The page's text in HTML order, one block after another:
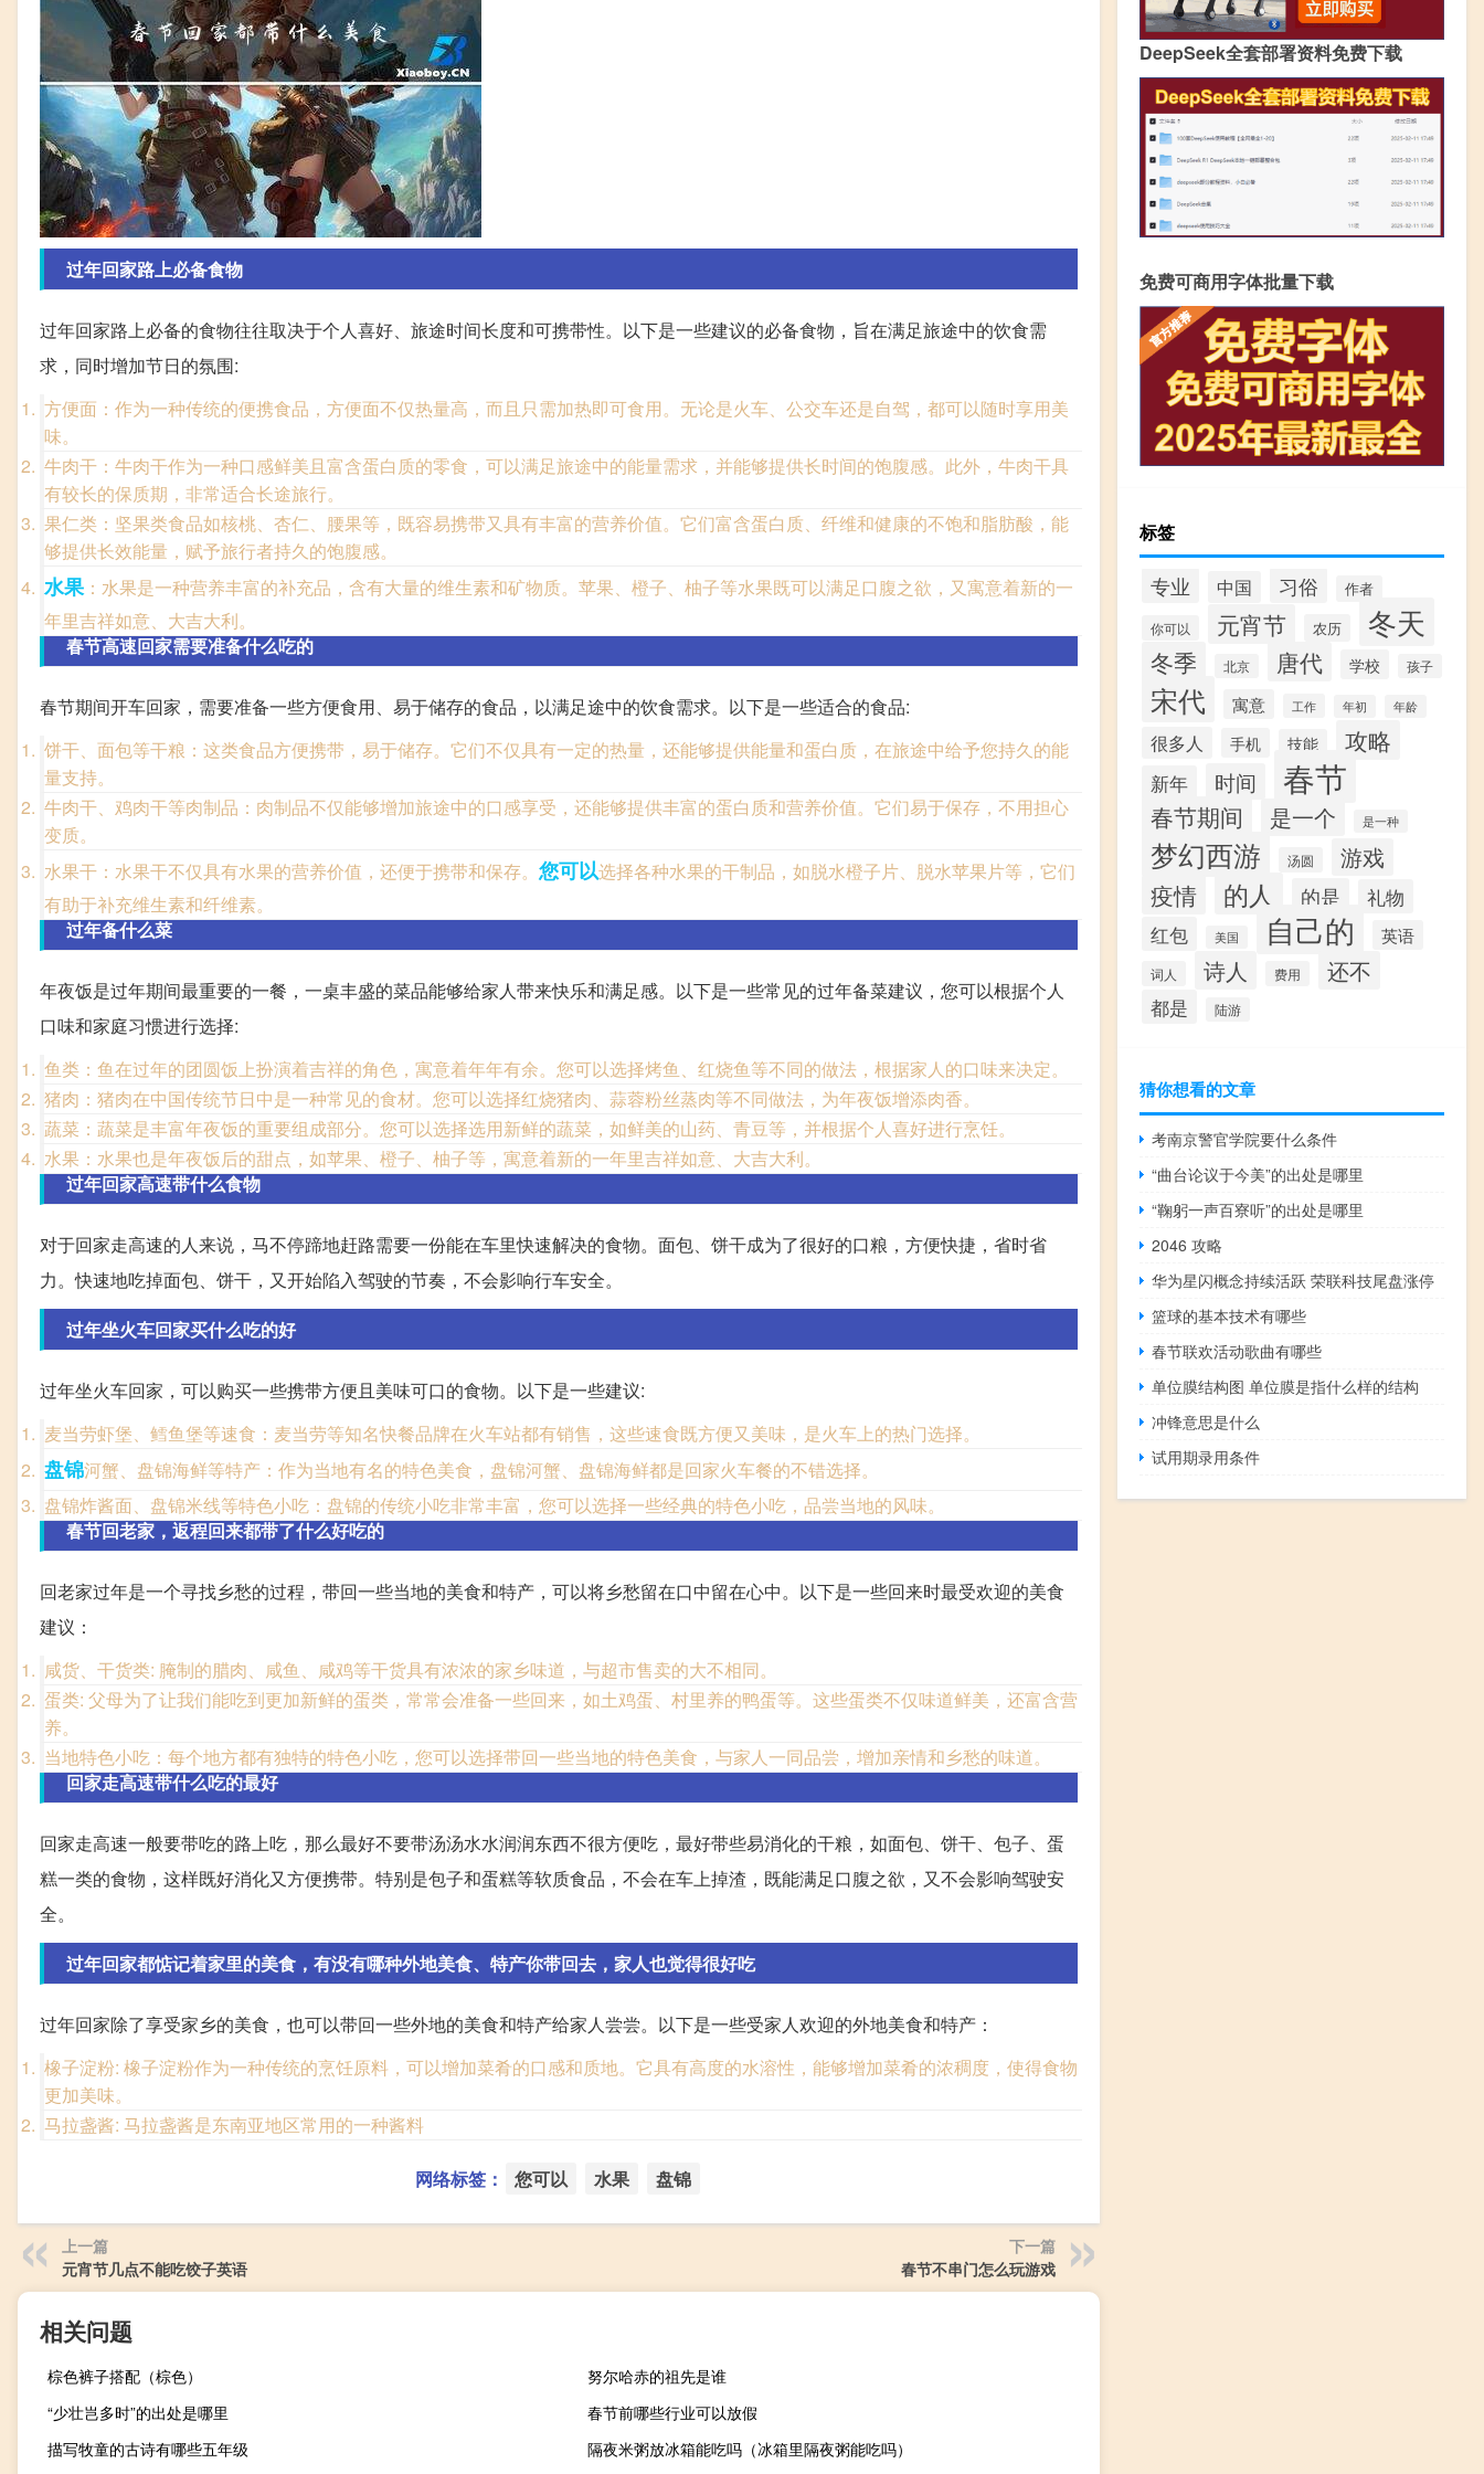
过年回家路上必备食物
过年回家路上必备的食物往往取决于个人喜好、旅途时间长度和可携带性。以下是一些建议的必备食物，旨在满足旅途中的饮食需
求，同时增加节日的氛围:
方便面：作为一种传统的便携食品，方便面不仅热量高，而且只需加热即可食用。无论是火车、公交车还是自驾，都可以随时享用美
味。
牛肉干：牛肉干作为一种口感鲜美且富含蛋白质的零食，可以满足旅途中的能量需求，并能够提供长时间的饱腹感。此外，牛肉干具
有较长的保质期，非常适合长途旅行。
果仁类：坚果类食品如核桃、杏仁、腰果等，既容易携带又具有丰富的营养价值。它们富含蛋白质、纤维和健康的不饱和脂肪酸，能
够提供长效能量，赋予旅行者持久的饱腹感。
水果：水果是一种营养丰富的补充品，含有大量的维生素和矿物质。苹果、橙子、柚子等水果既可以满足口腹之欲，又寓意着新的一
年里吉祥如意、大吉大利。
春节高速回家需要准备什么吃的
春节期间开车回家，需要准备一些方便食用、易于储存的食品，以满足途中的饮食需求。以下是一些适合的食品:
饼干、面包等干粮：这类食品方便携带，易于储存。它们不仅具有一定的热量，还能够提供能量和蛋白质，在旅途中给予您持久的能
量支持。
牛肉干、鸡肉干等肉制品：肉制品不仅能够增加旅途中的口感享受，还能够提供丰富的蛋白质和营养价值。它们易于保存，不用担心
变质。
水果干：水果干不仅具有水果的营养价值，还便于携带和保存。 您可以选择各种水果的干制品，如脱水橙子片、脱水苹果片等，它们
有助于补充维生素和纤维素。
过年备什么菜
年夜饭是过年期间最重要的一餐，一桌丰盛的菜品能够给家人带来快乐和满足感。以下是一些常见的过年备菜建议，您可以根据个人
口味和家庭习惯进行选择:
鱼类：鱼在过年的团圆饭上扮演着吉祥的角色，寓意着年年有余。您可以选择烤鱼、红烧鱼等不同的做法，根据家人的口味来决定。
猪肉：猪肉在中国传统节日中是一种常见的食材。您可以选择红烧猪肉、蒜蓉粉丝蒸肉等不同做法，为年夜饭增添肉香。
蔬菜：蔬菜是丰富年夜饭的重要组成部分。您可以选择选用新鲜的蔬菜，如鲜美的山药、青豆等，并根据个人喜好进行烹饪。
水果：水果也是年夜饭后的甜点，如苹果、橙子、柚子等，寓意着新的一年里吉祥如意、大吉大利。
过年回家高速带什么食物
对于回家走高速的人来说，马不停蹄地赶路需要一份能在车里快速解决的食物。面包、饼干成为了很好的口粮，方便快捷，省时省
力。快速地吃掉面包、饼干，又开始陷入驾驶的节奏，不会影响行车安全。
过年坐火车回家买什么吃的好
过年坐火车回家，可以购买一些携带方便且美味可口的食物。以下是一些建议:
麦当劳虾堡、鳕鱼堡等速食：麦当劳等知名快餐品牌在火车站都有销售，这些速食既方便又美味，是火车上的热门选择。
盘锦河蟹、盘锦海鲜等特产：作为当地有名的特色美食，盘锦河蟹、盘锦海鲜都是回家火车餐的不错选择。
盘锦炸酱面、盘锦米线等特色小吃：盘锦的传统小吃非常丰富，您可以选择一些经典的特色小吃，品尝当地的风味。
春节回老家，返程回来都带了什么好吃的
回老家过年是一个寻找乡愁的过程，带回一些当地的美食和特产，可以将乡愁留在口中留在心中。以下是一些回来时最受欢迎的美食
建议：
咸货、干货类: 腌制的腊肉、咸鱼、咸鸡等干货具有浓浓的家乡味道，与超市售卖的大不相同。
蛋类: 父母为了让我们能吃到更加新鲜的蛋类，常常会准备一些回来，如土鸡蛋、村里养的鸭蛋等。这些蛋类不仅味道鲜美，还富含营
养。
当地特色小吃：每个地方都有独特的特色小吃，您可以选择带回一些当地的特色美食，与家人一同品尝，增加亲情和乡愁的味道。
回家走高速带什么吃的最好
回家走高速一般要带吃的路上吃，那么最好不要带汤汤水水润润东西不很方便吃，最好带些易消化的干粮，如面包、饼干、包子、蛋
糕一类的食物，这样既好消化又方便携带。特别是包子和蛋糕等软质食品，不会在车上掉渣，既能满足口腹之欲，又不会影响驾驶安
全。
过年回家都惦记着家里的美食，有没有哪种外地美食、特产你带回去，家人也觉得很好吃
过年回家除了享受家乡的美食，也可以带回一些外地的美食和特产给家人尝尝。以下是一些受家人欢迎的外地美食和特产：
橡子淀粉: 橡子淀粉作为一种传统的烹饪原料，可以增加菜肴的口感和质地。它具有高度的水溶性，能够增加菜肴的浓稠度，使得食物
更加美味。
马拉盏酱: 马拉盏酱是东南亚地区常用的一种酱料
网络标签： 您可以 水果 盘锦
上一篇
元宵节几点不能吃饺子英语
下一篇
春节不串门怎么玩游戏
相关问题
棕色裤子搭配（棕色）
努尔哈赤的祖先是谁
“少壮岂多时”的出处是哪里
春节前哪些行业可以放假
描写牧童的古诗有哪些五年级
隔夜米粥放冰箱能吃吗（冰箱里隔夜粥能吃吗）
DeepSeek全套部署资料免费下载
免费可商用字体批量下载
标签
专业 中国 习俗 作者
你可以 元宵节 农历 冬天
冬季 北京 唐代 学校 孩子
宋代 寓意 工作 年初 年龄
很多人 手机 技能 攻略
新年 时间 春节
春节期间 是一个 是一种
梦幻西游 汤圆 游戏
疫情 的人 的是
礼物
红包
美国 自己的 英语
词人 诗人 费用 还不
都是 陆游
猜你想看的文章
考南京警官学院要什么条件
“曲台论议于今美”的出处是哪里
“鞠躬一声百寮听”的出处是哪里
2046 攻略
华为星闪概念持续活跃 荣联科技尾盘涨停
篮球的基本技术有哪些
春节联欢活动歌曲有哪些
单位膜结构图 单位膜是指什么样的结构
冲锋意思是什么
试用期录用条件